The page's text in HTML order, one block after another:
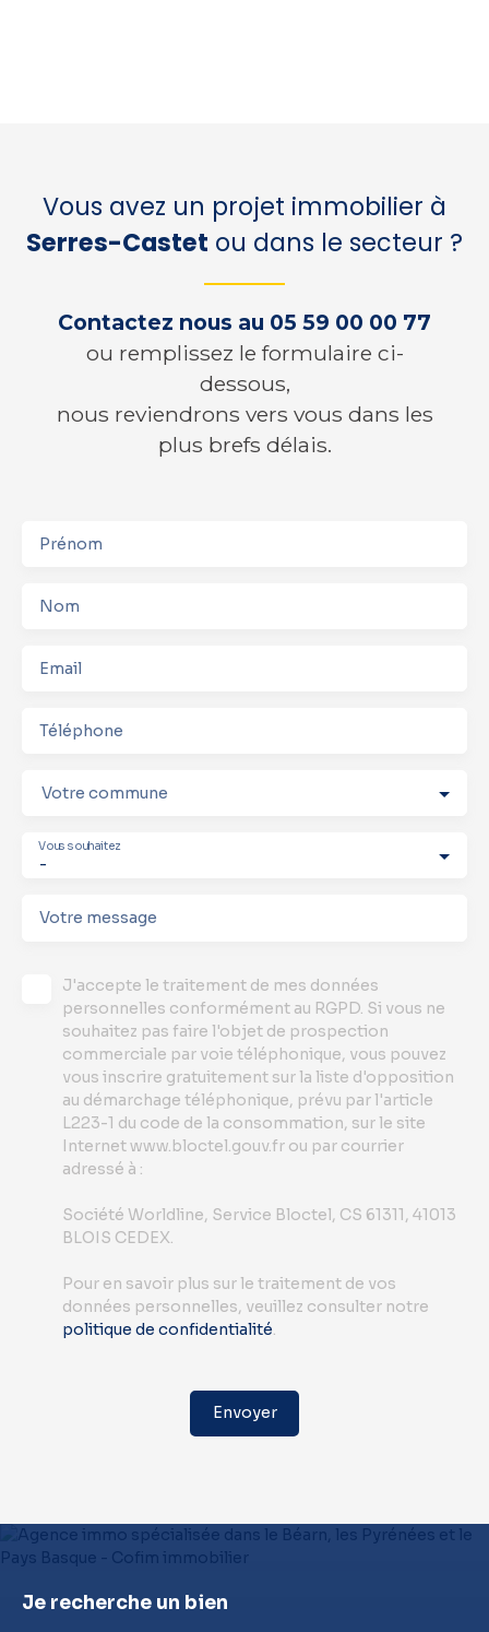
Vous avez un projet immobilier à
Serres-Castet ou dans le secteur ?
Contactez nous au 05 59 00 00 77
ou remplissez le formulaire ci-
dessous,
nous reviendrons vers vous dans les
plus brefs délais.
Prénom
Nom
Email
Téléphone
Votre commune
-
Vous souhaitez
Votre message
J'accepte le traitement de mes données
personnelles conformément au RGPD. Si vous ne
souhaitez pas faire l'objet de prospection
commerciale par voie téléphonique, vous pouvez
vous inscrire gratuitement sur la liste d'opposition
au démarchage téléphonique, prévu par l'article
L223-1 du code de la consommation, sur le site
Internet www.bloctel.gouv.fr ou par courrier
adressé à :
Société Worldline, Service Bloctel, CS 61311, 41013
BLOIS CEDEX.
Pour en savoir plus sur le traitement de vos
données personnelles, veuillez consulter notre
politique de confidentialité
Envoyer
Je recherche un bien